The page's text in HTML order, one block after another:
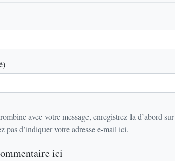
avec votre message, enregistrez-la d’abord sur
pas d’indiquer votre adresse e-mail ici.
ici